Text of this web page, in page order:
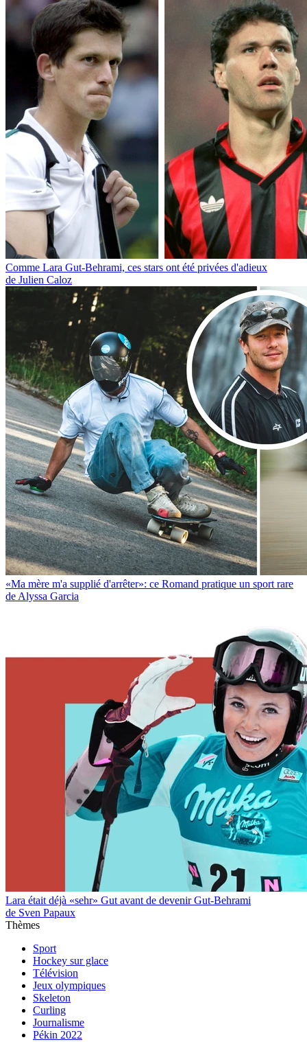
Comme Lara Gut-Behrami, ces stars ont été privées d'adieux
de Julien Caloz
«Ma mère m'a supplié d'arrêter»: ce Romand pratique un sport rare
de Alyssa Garcia
Lara était déjà «sehr» Gut avant de devenir Gut-Behrami
de Sven Papaux
Thèmes
Sport
Hockey sur glace
Télévision
Jeux olympiques
Skeleton
Curling
Journalisme
Pékin 2022